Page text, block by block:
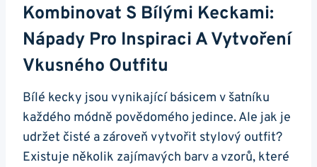
Kombinovat ​s Bílými Keckami:
Nápady Pro Inspiraci A Vytvoření
Vkusného ⁣outfitu
Bílé‌ kecky‍ jsou vynikající básicem v ‍šatníku
každého módně povědomého jedince. Ale jak je
udržet čisté a zároveň vytvořit stylový outfit?
Existuje několik zajímavých barv a vzorů, které